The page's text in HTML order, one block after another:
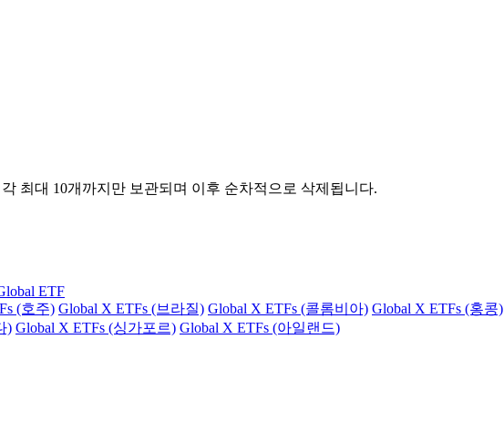
최대 10개까지만 보관되며 이후 순차적으로 삭제됩니다.
ETF
(호주) Global X ETFs (브라질) Global X ETFs (콜롬비아) Global X ETFs (홍콩)
) Global X ETFs (싱가포르) Global X ETFs (아일랜드)